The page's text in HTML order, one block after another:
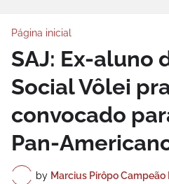
Página inicial
SAJ: Ex-aluno
Social Vôlei
convocado
Pan-
by Marcius Pirôpo Campeão